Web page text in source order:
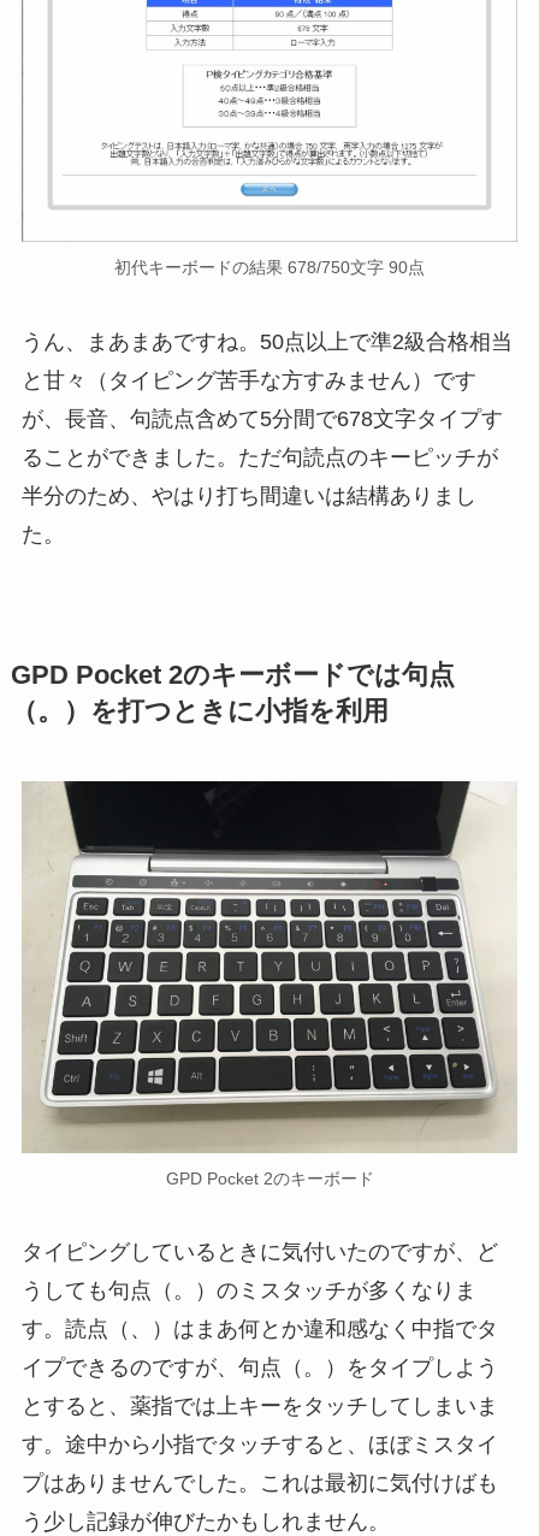
初代キーボードの結果 678/750文字 90点
うん、まあまあですね。50点以上で準2級合格相当
と甘々（タイピング苦手な方すみません）です
が、長音、句読点含めて5分間で678文字タイプす
ることができました。ただ句読点のキーピッチが
半分のため、やはり打ち間違いは結構ありまし
た。
GPD Pocket 2のキーボードでは句点
（。）を打つときに小指を利用
GPD Pocket 2のキーボード
タイピングしているときに気付いたのですが、ど
うしても句点（。）のミスタッチが多くなりま
す。読点（、）はまあ何とか違和感なく中指でタ
イプできるのですが、句点（。）をタイプしよう
とすると、薬指では上キーをタッチしてしまいま
す。途中から小指でタッチすると、ほぼミスタイ
プはありませんでした。これは最初に気付けばも
う少し記録が伸びたかもしれません。